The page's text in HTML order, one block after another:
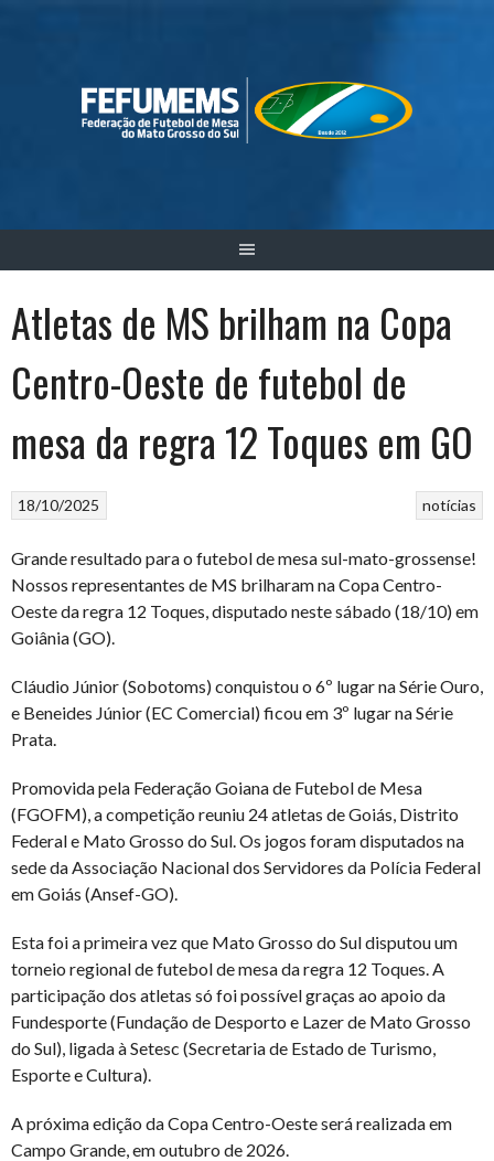
Atletas de MS brilham na Copa
Centro-Oeste de futebol de
mesa da regra 12 Toques em GO
notícias
18/10/2025
Grande resultado para o futebol de mesa sul-mato-grossense!
Nossos representantes de MS brilharam na Copa Centro-
Oeste da regra 12 Toques, disputado neste sábado (18/10) em
Goiânia (GO).
Cláudio Júnior (Sobotoms) conquistou o 6º lugar na Série Ouro,
e Beneides Júnior (EC Comercial) ficou em 3º lugar na Série
Prata.
Promovida pela Federação Goiana de Futebol de Mesa
(FGOFM), a competição reuniu 24 atletas de Goiás, Distrito
Federal e Mato Grosso do Sul. Os jogos foram disputados na
sede da Associação Nacional dos Servidores da Polícia Federal
em Goiás (Ansef-GO).
Esta foi a primeira vez que Mato Grosso do Sul disputou um
torneio regional de futebol de mesa da regra 12 Toques. A
participação dos atletas só foi possível graças ao apoio da
Fundesporte (Fundação de Desporto e Lazer de Mato Grosso
do Sul), ligada à Setesc (Secretaria de Estado de Turismo,
Esporte e Cultura).
A próxima edição da Copa Centro-Oeste será realizada em
Campo Grande, em outubro de 2026.